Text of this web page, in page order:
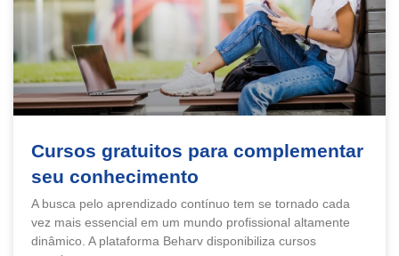
Cursos gratuitos para complementar
seu conhecimento
A busca pelo aprendizado contínuo tem se tornado cada
vez mais essencial em um mundo profissional altamente
dinâmico. A plataforma Beharv disponibiliza cursos